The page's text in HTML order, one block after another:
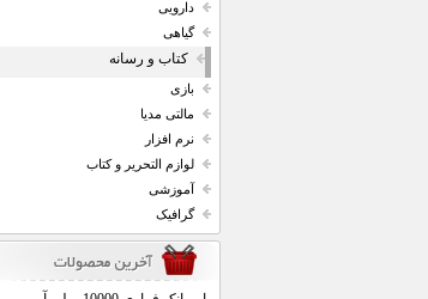
دارویی
گیاهی
کتاب و رسانه
بازی
مالتی مدیا
نرم افزار
لوازم التحریر و کتاب
آموزشی
گرافیک